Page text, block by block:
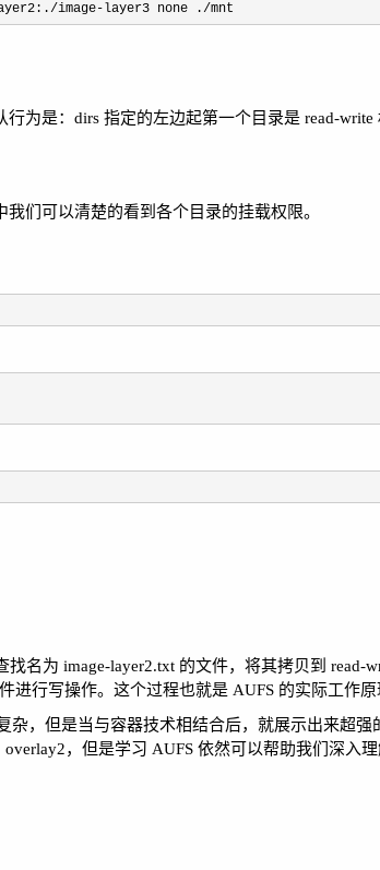
image-layer3 none ./mnt
为是：dirs 指定的左边起第一个目录是 read-write
们可以清楚的看到各个目录的挂载权限。
名为 image-layer2.txt 的文件，将其拷贝到 read-
进行写操作。这个过程也就是 AUFS 的实际工作原
杂，但是当与容器技术相结合后，就展示出来超强
，但是学习 AUFS 依然可以帮助我们深入